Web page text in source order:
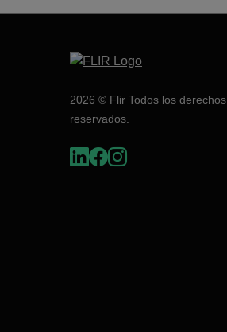
2026 © Flir Todos los derechos
reservados.